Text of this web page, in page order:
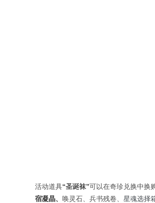
活动道具“圣诞袜”可以在奇珍兑换中换
宿凝晶、 唤灵石、兵书残卷、 星魂选择